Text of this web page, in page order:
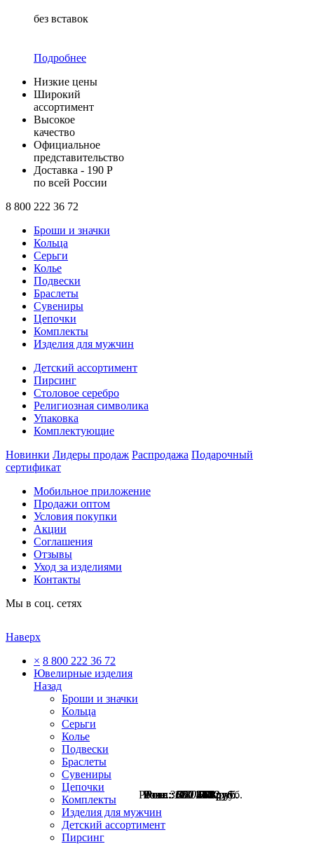
Розн.:3080 1 602руб.
Розн.:500 375руб.
Розн.:1130 848руб.
Розн.:1030 773руб.
Розн.:700 357руб.
Розн.:550 281руб.
без вставок
Розн.:850 442руб.
Подробнее
Низкие цены
Широкий
ассортимент
Высокое
качество
Официальное
представительство
Доставка - 190 Р
по всей России
8 800 222 36 72
Броши и значки
Кольца
Серьги
Колье
Подвески
Браслеты
Сувениры
Цепочки
Комплекты
Изделия для мужчин
Детский ассортимент
Пирсинг
Столовое серебро
Религиозная символика
Упаковка
Комплектующие
Новинки Лидеры продаж Распродажа Подарочный
сертификат
Мобильное приложение
Продажи оптом
Условия покупки
Акции
Соглашения
Отзывы
Уход за изделиями
Контакты
Мы в соц. сетях
Наверх
× 8 800 222 36 72
Ювелирные изделия
Назад
Броши и значки
Кольца
Серьги
Колье
Подвески
Браслеты
Сувениры
Цепочки
Комплекты
Изделия для мужчин
Детский ассортимент
Пирсинг